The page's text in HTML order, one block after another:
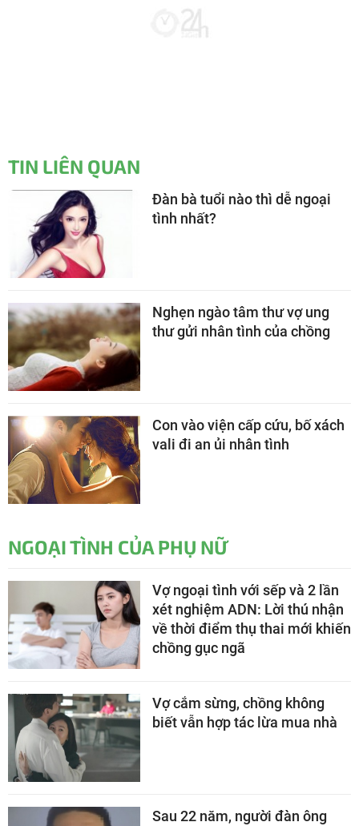
TIN LIÊN QUAN
Đàn bà tuổi nào thì dễ ngoại
tình nhất?
Nghẹn ngào tâm thư vợ ung
thư gửi nhân tình của chồng
Con vào viện cấp cứu, bố xách
vali đi an ủi nhân tình
NGOẠI TÌNH CỦA PHỤ NỮ
Vợ ngoại tình với sếp và 2 lần
xét nghiệm ADN: Lời thú nhận
về thời điểm thụ thai mới khiến
chồng gục ngã
Vợ cắm sừng, chồng không
biết vẫn hợp tác lừa mua nhà
Sau 22 năm, người đàn ông